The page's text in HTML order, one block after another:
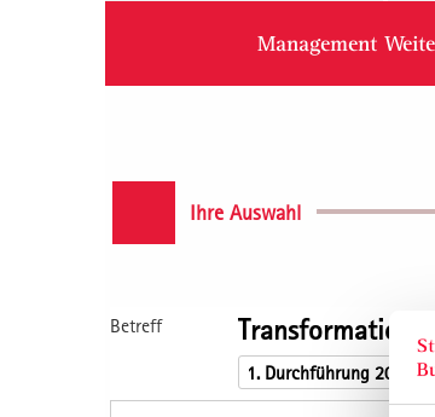
Management
Ihre Auswahl
Betreff